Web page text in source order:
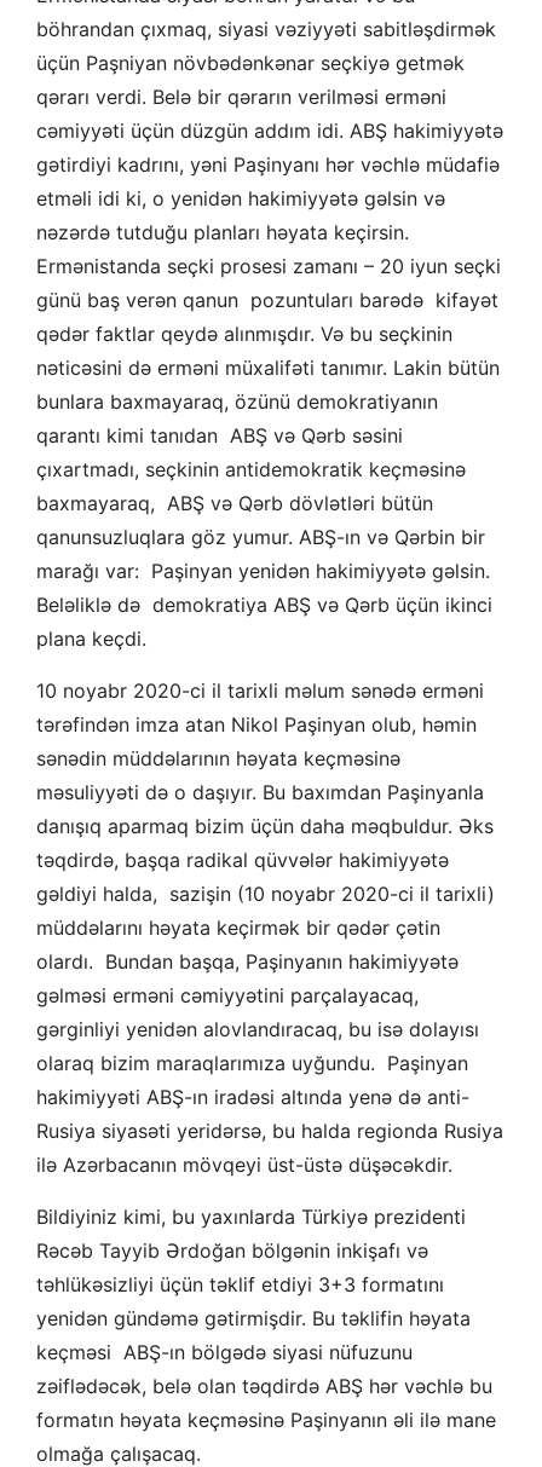
böhrandan çıxmaq, siyasi vəziyyəti sabitləşdirmək
üçün Paşniyan növbədənkənar seçkiyə getmək
qərarı verdi. Belə bir qərarın verilməsi erməni
cəmiyyəti üçün düzgün addım idi. ABŞ hakimiyyətə
gətirdiyi kadrını, yəni Paşinyanı hər vəchlə müdafiə
etməli idi ki, o yenidən hakimiyyətə gəlsin və
nəzərdə tutduğu planları həyata keçirsin.
Ermənistanda seçki prosesi zamanı – 20 iyun seçki
günü baş verən qanun pozuntuları barədə kifayət
qədər faktlar qeydə alınmışdır. Və bu seçkinin
nəticəsini də erməni müxalifəti tanımır. Lakin bütün
bunlara baxmayaraq, özünü demokratiyanın
qarantı kimi tanıdan ABŞ və Qərb səsini
çıxartmadı, seçkinin antidemokratik keçməsinə
baxmayaraq, ABŞ və Qərb dövlətləri bütün
qanunsuzluqlara göz yumur. ABŞ-ın və Qərbin bir
marağı var: Paşinyan yenidən hakimiyyətə gəlsin.
Beləliklə də demokratiya ABŞ və Qərb üçün ikinci
plana keçdi.
10 noyabr 2020-ci il tarixli məlum sənədə erməni
tərəfindən imza atan Nikol Paşinyan olub, həmin
sənədin müddəlarının həyata keçməsinə
məsuliyyəti də o daşıyır. Bu baxımdan Paşinyanla
danışıq aparmaq bizim üçün daha məqbuldur. Əks
təqdirdə, başqa radikal qüvvələr hakimiyyətə
gəldiyi halda, sazişin (10 noyabr 2020-ci il tarixli)
müddəlarını həyata keçirmək bir qədər çətin
olardı. Bundan başqa, Paşinyanın hakimiyyətə
gəlməsi erməni cəmiyyətini parçalayacaq,
gərginliyi yenidən alovlandıracaq, bu isə dolayısı
olaraq bizim maraqlarımıza uyğundu. Paşinyan
hakimiyyəti ABŞ-ın iradəsi altında yenə də anti-
Rusiya siyasəti yeridərsə, bu halda regionda Rusiya
ilə Azərbacanın mövqeyi üst-üstə düşəcəkdir.
Bildiyiniz kimi, bu yaxınlarda Türkiyə prezidenti
Rəcəb Tayyib Ərdoğan bölgənin inkişafı və
təhlükəsizliyi üçün təklif etdiyi 3+3 formatını
yenidən gündəmə gətirmişdir. Bu təklifin həyata
keçməsi ABŞ-ın bölgədə siyasi nüfuzunu
zəiflədəcək, belə olan təqdirdə ABŞ hər vəchlə bu
formatın həyata keçməsinə Paşinyanın əli ilə mane
olmağa çalışacaq.